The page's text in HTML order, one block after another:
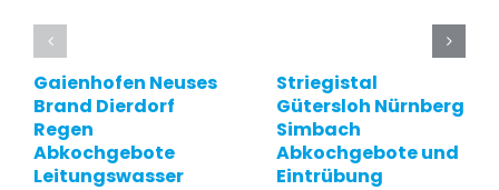
Gaienhofen Neuses
Brand Dierdorf
Regen
Abkochgebote
Leitungswasser
Striegistal
Gütersloh Nürnberg
Simbach
Abkochgebote und
Eintrübung